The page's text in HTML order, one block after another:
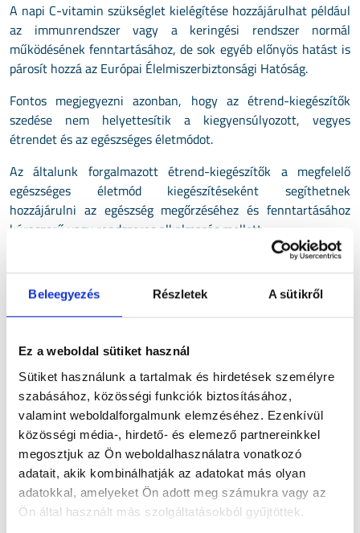
Beleegyezés Részletek A sütikről
Ez a weboldal sütiket használ
Sütiket használunk a tartalmak és hirdetések személyre
szabásához, közösségi funkciók biztosításához,
valamint weboldalforgalmunk elemzéséhez. Ezenkívül
közösségi média-, hirdető- és elemező partnereinkkel
megosztjuk az Ön weboldalhasználatra vonatkozó
adatait, akik kombinálhatják az adatokat más olyan
adatokkal, amelyeket Ön adott meg számukra vagy az
Ön által használt más szolgáltatásokból gyűjtöttek.
A napi C-vitamin szükséglet kielégítése hozzájárulhat például
az immunrendszer vagy a keringési rendszer normál
működésének fenntartásához, de sok egyéb előnyös hatást is
párosít hozzá az Európai Élelmiszerbiztonsági Hatóság.
Fontos megjegyezni azonban, hogy az étrend-kiegészítők
szedése nem helyettesítik a kiegyensúlyozott, vegyes
étrendet és az egészséges életmódot.
Az általunk forgalmazott étrend-kiegészítők a megfelelő
egészséges életmód kiegészítéseként segíthetnek
hozzájárulni az egészség megőrzéséhez és fenntartásához
kúraszerű vagy rendszeres alkalmazás mellett.
Urimenna tőzegáfonyával, D-mannózzal és további 4
természetes eredetű összetevővel az egészséges húgyutakért!
fenntartásához. Az A- és a C-vitamin hozzájárul az
Granprox 100% természetes virágpollen (rozspollen) kivonatta
és B-vitamin komplex-szel a prosztata egészségéért.
Bladexa 6 különböző természetes összetevővel a húlyhólyag
és a húgyutak egészségéért, ahol az A-vitamin hozzájárul a
nyálkahártyák normál állapotának fenntartásához és az
immunrendszer normál működéséhez.